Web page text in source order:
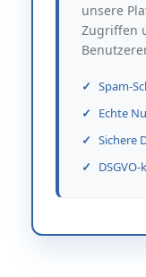
unsere
Zugriffen
Spam-
Echte
Sichere